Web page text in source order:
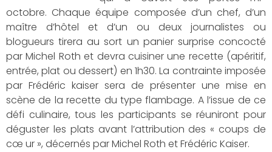
octobre. Chaque équipe composée d’un chef, d’un
maître d’hôtel et d’un ou deux journalistes ou
blogueurs tirera au sort un panier surprise concocté
par Michel Roth et devra cuisiner une recette (apéritif,
entrée, plat ou dessert) en 1h30. La contrainte imposée
par Frédéric kaiser sera de présenter une mise en
scène de la recette du type flambage. A l’issue de ce
défi culinaire, tous les participants se réuniront pour
déguster les plats avant l’attribution des « coups de
cœ ur », décernés par Michel Roth et Frédéric Kaiser.